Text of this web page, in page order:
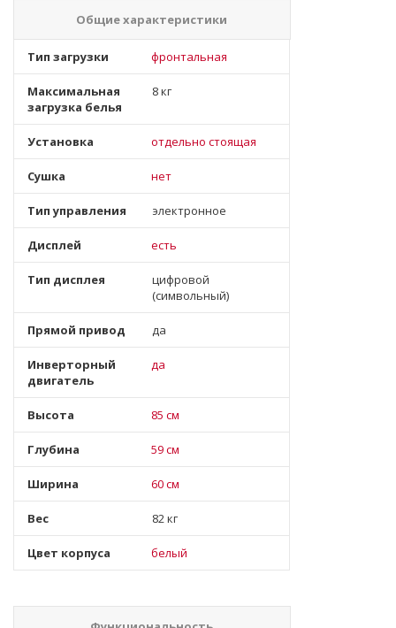
Общие характеристики
Тип загрузки фронтальная
Максимальная
загрузка белья
8 кг
Установка отдельно стоящая
Сушка нет
Тип управления электронное
Дисплей есть
Тип дисплея
цифровой
(символьный)
Прямой привод да
Инверторный
двигатель
да
Высота 85 см
Глубина 59 см
Ширина 60 см
Вес 82 кг
Цвет корпуса белый